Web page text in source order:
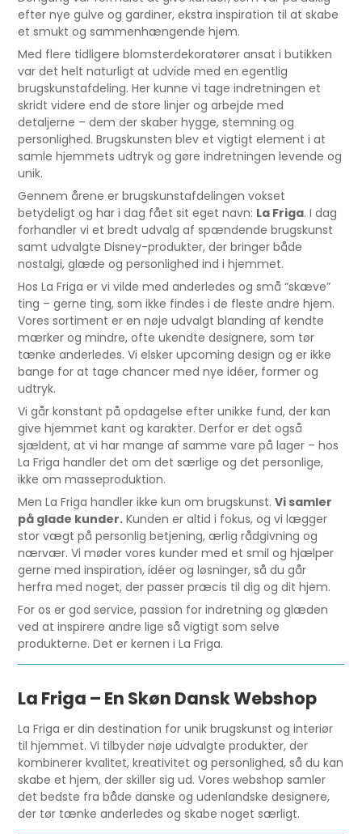
efter nye gulve og gardiner, ekstra inspiration til at skabe
et smukt og sammenhængende hjem.
Med flere tidligere blomsterdekoratører ansat i butikken
var det helt naturligt at udvide med en egentlig
brugskunstafdeling. Her kunne vi tage indretningen et
skridt videre end de store linjer og arbejde med
detaljerne – dem der skaber hygge, stemning og
personlighed. Brugskunsten blev et vigtigt element i at
samle hjemmets udtryk og gøre indretningen levende og
unik.
Gennem årene er brugskunstafdelingen vokset
betydeligt og har i dag fået sit eget navn: La Friga. I dag
forhandler vi et bredt udvalg af spændende brugskunst
samt udvalgte Disney-produkter, der bringer både
nostalgi, glæde og personlighed ind i hjemmet.
Hos La Friga er vi vilde med anderledes og små “skæve”
ting – gerne ting, som ikke findes i de fleste andre hjem.
Vores sortiment er en nøje udvalgt blanding af kendte
mærker og mindre, ofte ukendte designere, som tør
tænke anderledes. Vi elsker upcoming design og er ikke
bange for at tage chancer med nye idéer, former og
udtryk.
Vi går konstant på opdagelse efter unikke fund, der kan
give hjemmet kant og karakter. Derfor er det også
sjældent, at vi har mange af samme vare på lager – hos
La Friga handler det om det særlige og det personlige,
ikke om masseproduktion.
Men La Friga handler ikke kun om brugskunst.Vi samler
på glade kunder. Kunden er altid i fokus, og vi lægger
stor vægt på personlig betjening, ærlig rådgivning og
nærvær. Vi møder vores kunder med et smil og hjælper
gerne med inspiration, idéer og løsninger, så du går
herfra med noget, der passer præcis til dig og dit hjem.
For os er god service, passion for indretning og glæden
ved at inspirere andre lige så vigtigt som selve
produkterne. Det er kernen i La Friga.
La Friga – En Skøn Dansk Webshop
La Friga er din destination for unik brugskunst og interiør
til hjemmet. Vi tilbyder nøje udvalgte produkter, der
kombinerer kvalitet, kreativitet og personlighed, så du kan
skabe et hjem, der skiller sig ud. Vores webshop samler
det bedste fra både danske og udenlandske designere,
der tør tænke anderledes og skabe noget særligt.